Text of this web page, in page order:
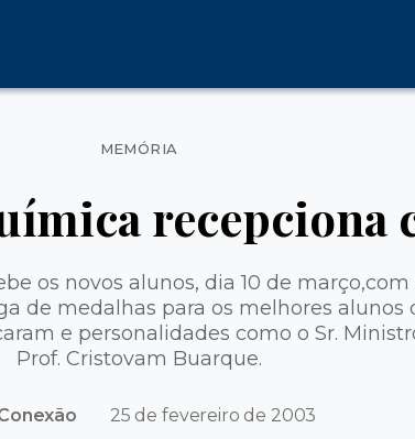
Categorias
MEMÓRIA
recepciona
os novos alunos, dia 10 de
de medalhas para os melhores alunos
e personalidades como o Sr.
Prof. Cristovam Buarque.
25 de fevereiro de 2003